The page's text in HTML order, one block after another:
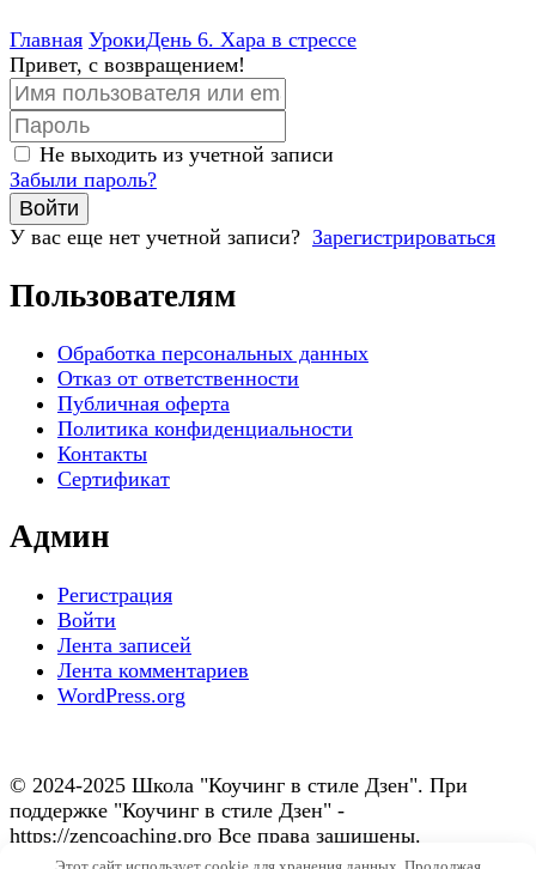
Главная УрокиДень 6. Хара в стрессе
Привет, с возвращением!
Не выходить из учетной записи
Забыли пароль?
Войти
У вас еще нет учетной записи? Зарегистрироваться
Пользователям
Обработка персональных данных
Отказ от ответственности
Публичная оферта
Политика конфиденциальности
Контакты
Сертификат
Админ
Регистрация
Войти
Лента записей
Лента комментариев
WordPress.org
© 2024-2025 Школа "Коучинг в стиле Дзен". При
поддержке "Коучинг в стиле Дзен" -
https://zencoaching.pro Все права защищены.
Blossom Spa | РазработанаТемы Blossom.Сайт работает